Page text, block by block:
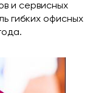
и сервисных
гибких офисных